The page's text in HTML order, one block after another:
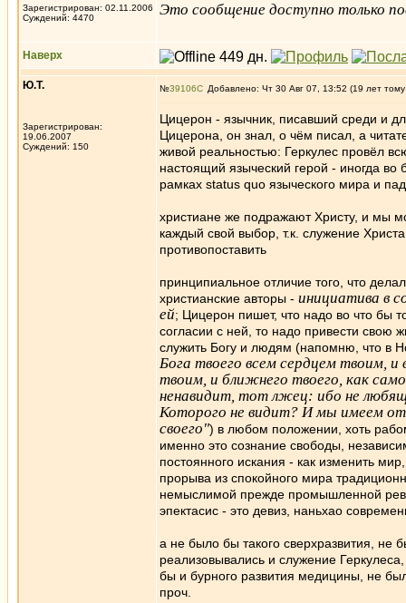
Зарегистрирован: 02.11.2006
Суждений: 4470
Это сообщение доступно только
Наверх
Ю.Т.
Зарегистрирован:
19.06.2007
Суждений: 150
№39106 Добавлено: Чт 30 Авг 07, 13:52 (19 лет
Цицерон - язычник, писавший среди и
Цицерона, он знал, о чём писал, а
живой реальностью: Геркулес провёл
настоящий языческий герой - иногда во
рамках status quo языческого мира и
христиане же подражают Христу, и мы
каждый свой выбор, т.к. служение
противопоставить
принципиальное отличие того, что
христианские авторы - инициатива в
ей; Цицерон пишет, что надо во что бы
согласии с ней, то надо привести свою
служить Богу и людям (напомню, что в
Бога твоего всем сердцем твоим,
твоим, и ближнего твоего, как
ненавидит, тот лжец: ибо не
Которого не видит? И мы имеем
своего") в любом положении, хоть
именно это сознание свободы,
постоянного искания - как изменить
прорыва из спокойного мира
немыслимой прежде промышленной
эпектасис - это девиз, наньхао
а не было бы такого сверхразвития, не
реализовывались и служение
бы и бурного развития медицины, не
проч.